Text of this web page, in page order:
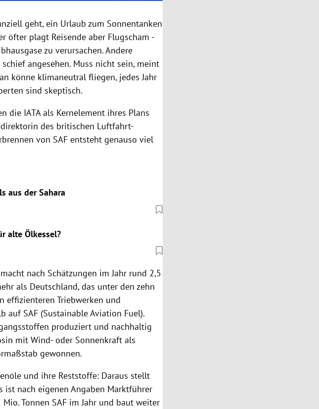
geht, ein Urlaub zum Sonnentanken
öfter plagt Reisende aber Flugscham -
zu verursachen. Andere
angesehen. Muss nicht sein, meint
könne klimaneutral fliegen, jedes Jahr
sind skeptisch.
die IATA als Kernelement ihres Plans
des britischen Luftfahrt-
von SAF entsteht genauso viel
aus der Sahara
alte Ölkessel?
nach Schätzungen im Jahr rund 2,5
als Deutschland, das unter den zehn
effizienteren Triebwerken und
auf SAF (Sustainable Aviation Fuel).
produziert und nachhaltig
mit Wind- oder Sonnenkraft als
gewonnen.
und ihre Reststoffe: Daraus stellt
ist nach eigenen Angaben Marktführer
Tonnen SAF im Jahr und baut weiter